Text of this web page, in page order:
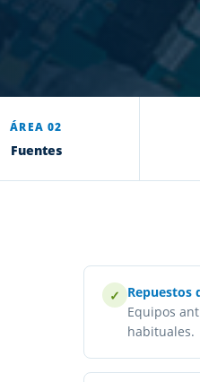
ÁREA 02
Fuentes
Repuestos
Equipos
habituales.